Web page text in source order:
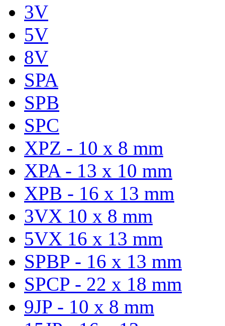
3V
5V
8V
SPA
SPB
SPC
XPZ - 10 x 8 mm
XPA - 13 x 10 mm
XPB - 16 x 13 mm
3VX 10 x 8 mm
5VX 16 x 13 mm
SPBP - 16 x 13 mm
SPCP - 22 x 18 mm
9JP - 10 x 8 mm